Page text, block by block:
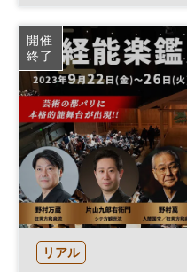
開催
終了
リアル